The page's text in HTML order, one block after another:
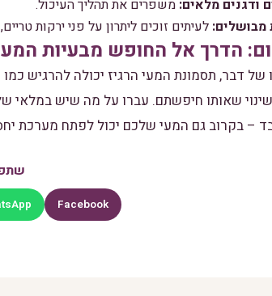
ודגנים מלאים: משפרים את תהליך העיכול.
מבושלים: לעיתים זוכים ליתרון על פני ירקות
הדרך אל החופש מבעיות
של דבר, תסמונת המעי הרגיז יכולה להרגיש
שאותו חיפשתם. עברו על מה שיש במלאי
– בקרוב גם המעי שלכם יכול לפתח מערכת
Facebook